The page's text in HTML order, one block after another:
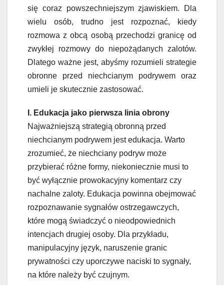
się coraz powszechniejszym zjawiskiem. Dla
wielu osób, trudno jest rozpoznać, kiedy
rozmowa z obcą osobą przechodzi granicę od
zwykłej rozmowy do niepożądanych zalotów.
Dlatego ważne jest, abyśmy rozumieli strategie
obronne przed niechcianym podrywem oraz
umieli je skutecznie zastosować.
I. Edukacja jako pierwsza linia obrony
Najważniejszą strategią obronną przed
niechcianym podrywem jest edukacja. Warto
zrozumieć, że niechciany podryw może
przybierać różne formy, niekoniecznie musi to
być wyłącznie prowokacyjny komentarz czy
nachalne zaloty. Edukacja powinna obejmować
rozpoznawanie sygnałów ostrzegawczych,
które mogą świadczyć o nieodpowiednich
intencjach drugiej osoby. Dla przykładu,
manipulacyjny język, naruszenie granic
prywatności czy uporczywe naciski to sygnały,
na które należy być czujnym.